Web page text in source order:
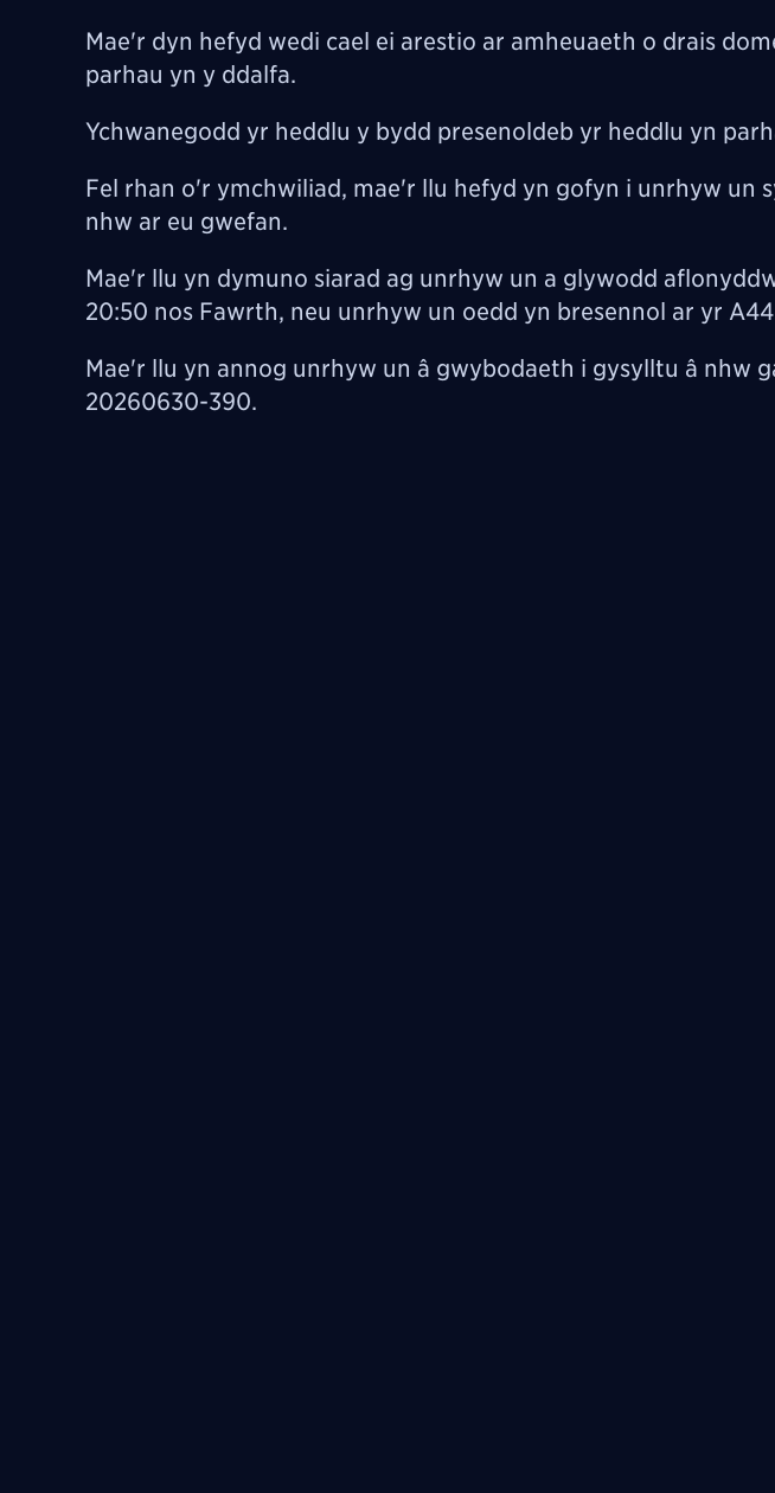
Mae'r dyn hefyd wedi cael ei arestio ar amheuaeth o drais
parhau yn y ddalfa.
Ychwanegodd yr heddlu y bydd presenoldeb yr heddlu yn
Fel rhan o'r ymchwiliad, mae'r llu hefyd yn gofyn i unrhyw un
nhw ar eu gwefan.
Mae'r llu yn dymuno siarad ag unrhyw un a glywodd
20:50 nos Fawrth, neu unrhyw un oedd yn bresennol ar yr
Mae'r llu yn annog unrhyw un â gwybodaeth i gysylltu â nhw
20260630-390.